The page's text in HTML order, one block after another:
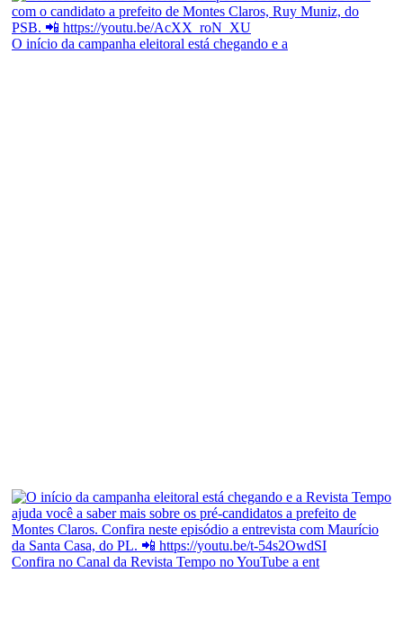
O início da campanha eleitoral está chegando e a
Confira no Canal da Revista Tempo no YouTube a ent